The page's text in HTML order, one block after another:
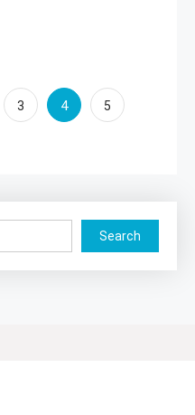
3 4 5
Search